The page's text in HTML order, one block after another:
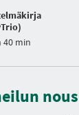
40 min